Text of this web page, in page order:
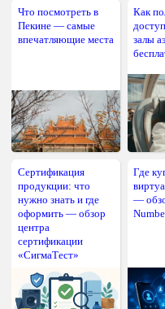
Что посмотреть в
Пекине — самые
впечатляющие места
Как
залы
Сертификация
продукции: что
нужно знать и где
оформить — обзор
центра
сертификации
«СигмаТест»
Где
—